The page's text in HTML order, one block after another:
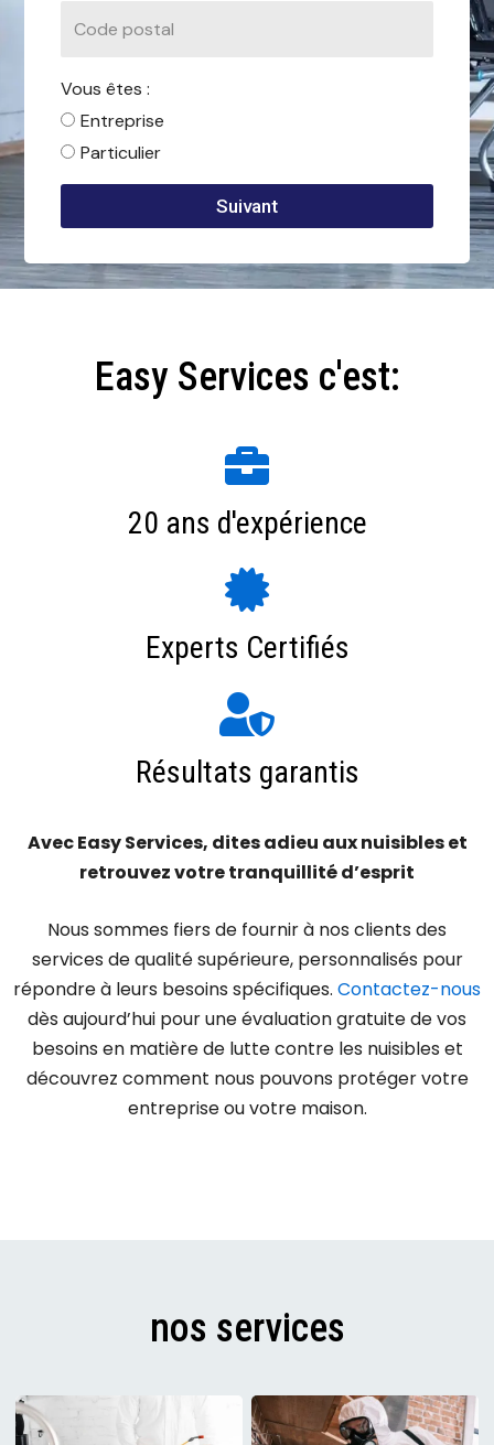
Vous êtes :
Entreprise
Particulier
Suivant
Easy Services c'est:
20 ans d'expérience
Experts Certifiés
Résultats garantis
Avec Easy Services, dites adieu aux nuisibles et
retrouvez votre tranquillité d’esprit
Nous sommes fiers de fournir à nos clients des
services de qualité supérieure, personnalisés pour
répondre à leurs besoins spécifiques. Contactez-nous
dès aujourd’hui pour une évaluation gratuite de vos
besoins en matière de lutte contre les nuisibles et
découvrez comment nous pouvons protéger votre
entreprise ou votre maison.
nos services